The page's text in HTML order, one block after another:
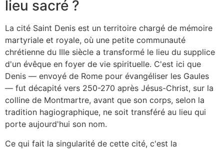
lieu sacré ?
La cité Saint Denis est un territoire chargé de mémoire
martyriale et royale, où une petite communauté
chrétienne du IIIe siècle a transformé le lieu du supplice
d'un évêque en foyer de vie spirituelle. C'est ici que
Denis — envoyé de Rome pour évangéliser les Gaules
— fut décapité vers 250-270 après Jésus-Christ, sur la
colline de Montmartre, avant que son corps, selon la
tradition hagiographique, ne soit transféré au lieu qui
porte aujourd'hui son nom.
Ce qui fait la singularité de cette cité, c'est la